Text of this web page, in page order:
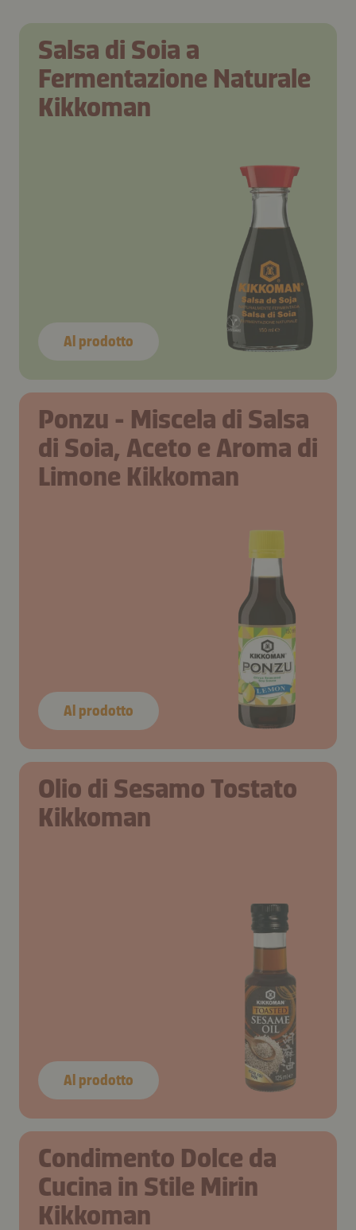
Salsa di Soia a
Fermentazione Naturale
Kikkoman
Al prodotto
Ponzu - Miscela di Salsa
di Soia, Aceto e Aroma di
Limone Kikkoman
Al prodotto
Olio di Sesamo Tostato
Kikkoman
Al prodotto
Condimento Dolce da
Cucina in Stile Mirin
Kikkoman